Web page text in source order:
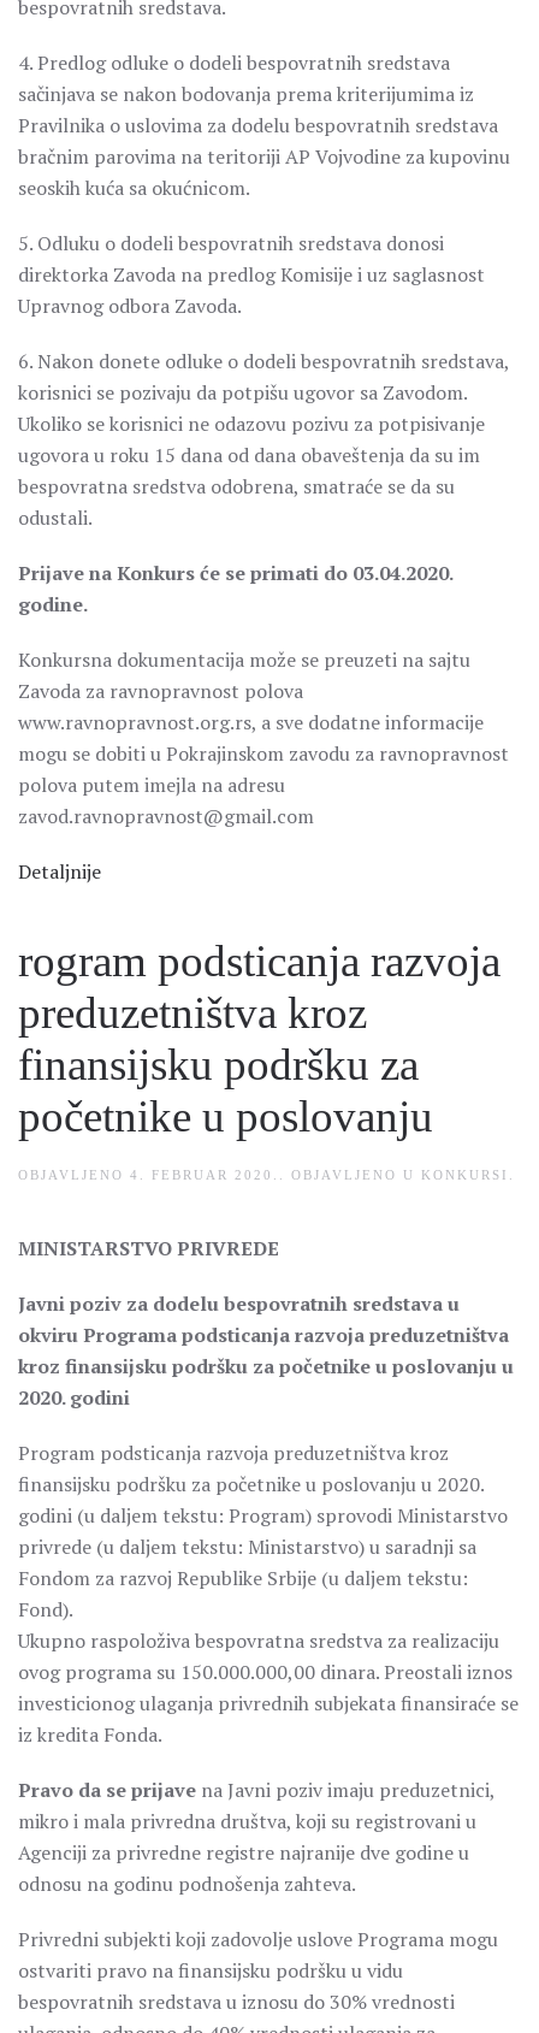
bespovratnih sredstava.
4. Predlog odluke o dodeli bespovratnih sredstava
sačinjava se nakon bodovanja prema kriterijumima iz
Pravilnika o uslovima za dodelu bespovratnih sredstava
bračnim parovima na teritoriji AP Vojvodine za kupovinu
seoskih kuća sa okućnicom.
5. Odluku o dodeli bespovratnih sredstava donosi
direktorka Zavoda na predlog Komisije i uz saglasnost
Upravnog odbora Zavoda.
6. Nakon donete odluke o dodeli bespovratnih sredstava,
korisnici se pozivaju da potpišu ugovor sa Zavodom.
Ukoliko se korisnici ne odazovu pozivu za potpisivanje
ugovora u roku 15 dana od dana obaveštenja da su im
bespovratna sredstva odobrena, smatraće se da su
odustali.
Prijave na Konkurs će se primati do 03.04.2020.
godine.
Konkursna dokumentacija može se preuzeti na sajtu
Zavoda za ravnopravnost polova
www.ravnopravnost.org.rs, a sve dodatne informacije
mogu se dobiti u Pokrajinskom zavodu za ravnopravnost
polova putem imejla na adresu
zavod.ravnopravnost@gmail.com
Detaljnije
rogram podsticanja razvoja
preduzetništva kroz
finansijsku podršku za
početnike u poslovanju
OBJAVLJENO 4. FEBRUAR 2020. . OBJAVLJENO U KONKURSI
MINISTARSTVO PRIVREDE
Javni poziv za dodelu bespovratnih sredstava u
okviru Programa podsticanja razvoja preduzetništva
kroz finansijsku podršku za početnike u poslovanju u
2020. godini
Program podsticanja razvoja preduzetništva kroz
finansijsku podršku za početnike u poslovanju u 2020.
godini (u daljem tekstu: Program) sprovodi Ministarstvo
privrede (u daljem tekstu: Ministarstvo) u saradnji sa
Fondom za razvoj Republike Srbije (u daljem tekstu:
Fond).
Ukupno raspoloživa bespovratna sredstva za realizaciju
ovog programa su 150.000.000,00 dinara. Preostali iznos
investicionog ulaganja privrednih subjekata finansiraće se
iz kredita Fonda.
Pravo da se prijave na Javni poziv imaju preduzetnici,
mikro i mala privredna društva, koji su registrovani u
Agenciji za privredne registre najranije dve godine u
odnosu na godinu podnošenja zahteva.
Privredni subjekti koji zadovolje uslove Programa mogu
ostvariti pravo na finansijsku podršku u vidu
bespovratnih sredstava u iznosu do 30% vrednosti